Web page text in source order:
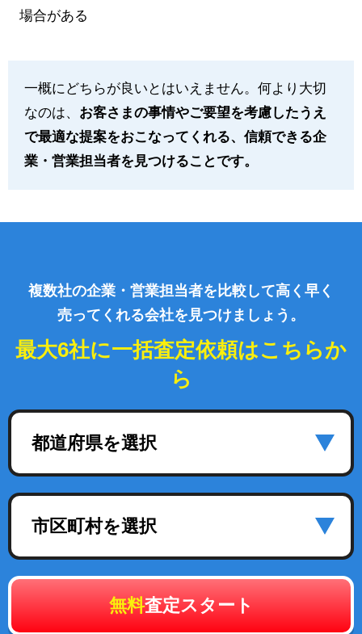
場合がある
一概にどちらが良いとはいえません。何より大切
なのは、 お客さまの事情やご要望を考慮したうえ
で最適な提案をおこなってくれる、信頼できる企
業・営業担当者を見つけることです。
複数社の企業・営業担当者を比較して高く早く
売ってくれる会社を見つけましょう。
最大6社に一括査定依頼はこちらか
ら
都道府県を選択
市区町村を選択
無料査定スタート